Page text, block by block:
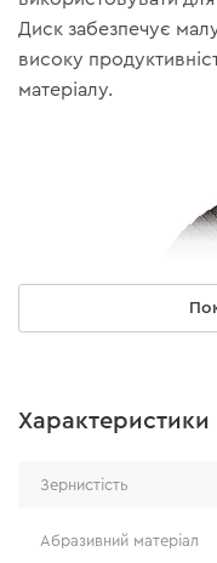
Диск забезпечує
високу
матеріалу.
Характеристики
Зернистість
Абразивний матеріал